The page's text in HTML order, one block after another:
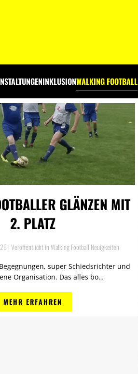
INKLUSIONWALKING FOOTBALL
GLÄNZEN MIT
2. PLATZ
| Veröffentlicht inWalking Football Neuigkeiten
super Schiedsrichter und
Organisation. Das alles bo…
MEHR ERFAHREN